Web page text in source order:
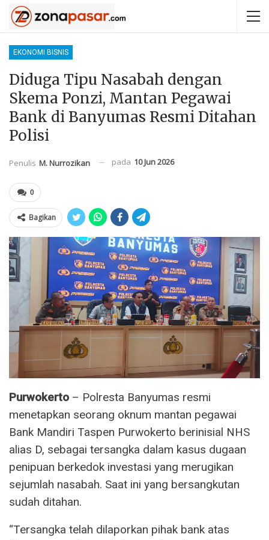
EKONOMI BISNIS
Diduga Tipu Nasabah dengan
Skema Ponzi, Mantan Pegawai
Bank di Banyumas Resmi Ditahan
Polisi
Penulis M. Nurrozikan pada 10 Jun 2026
0
Bagikan
Purwokerto – Polresta Banyumas resmi
menetapkan seorang oknum mantan pegawai
Bank Mandiri Taspen Purwokerto berinisial NHS
alias D, sebagai tersangka dalam kasus dugaan
penipuan berkedok investasi yang merugikan
sejumlah nasabah. Saat ini yang bersangkutan
sudah ditahan.
“Tersangka telah dilaporkan pihak bank atas